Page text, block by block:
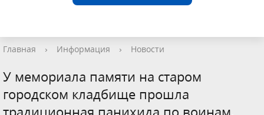
Главная › Информация › Новости
У мемориала памяти на старом
городском кладбище прошла